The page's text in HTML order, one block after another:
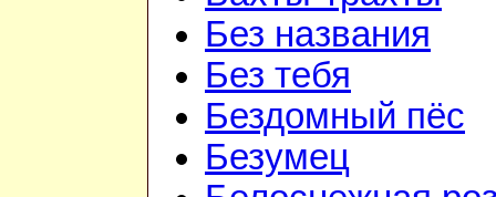
Без названия
Без тебя
Бездомный пёс
Безумец